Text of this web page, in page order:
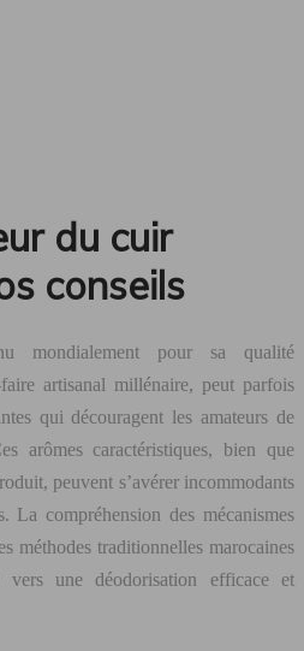
du cuir
conseils
mondialement pour sa qualité
artisanal millénaire, peut parfois
qui découragent les amateurs de
arômes caractéristiques, bien que
peuvent s’avérer incommodants
La compréhension des mécanismes
méthodes traditionnelles marocaines
vers une déodorisation efficace et